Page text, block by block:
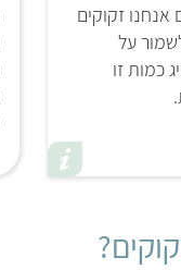
זקוקים
על
כמות זו